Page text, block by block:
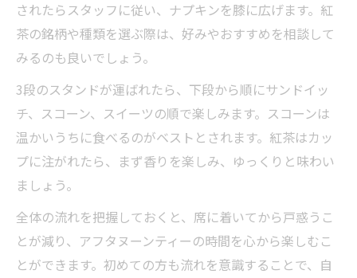
されたらスタッフに従い、ナプキンを膝に広げます。紅
茶の銘柄や種類を選ぶ際は、好みやおすすめを相談して
みるのも良いでしょう。
3段のスタンドが運ばれたら、下段から順にサンドイッ
チ、スコーン、スイーツの順で楽しみます。スコーンは
温かいうちに食べるのがベストとされます。紅茶はカッ
プに注がれたら、まず香りを楽しみ、ゆっくりと味わい
ましょう。
全体の流れを把握しておくと、席に着いてから戸惑うこ
とが減り、アフタヌーンティーの時間を心から楽しむこ
とができます。初めての方も流れを意識することで、自